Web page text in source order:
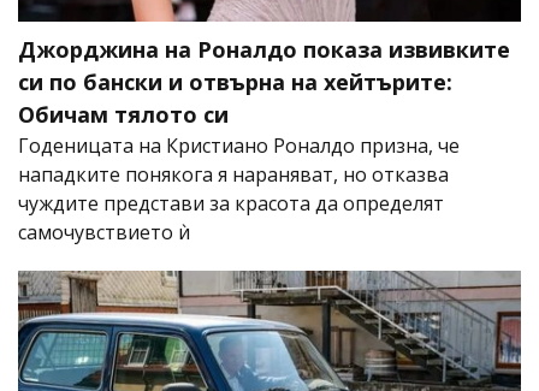
Джорджина на Роналдо показа извивките
си по бански и отвърна на хейтърите:
Обичам тялото си
Годеницата на Кристиано Роналдо призна, че
нападките понякога я нараняват, но отказва
чуждите представи за красота да определят
самочувствието ѝ